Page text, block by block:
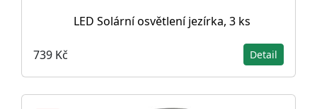
LED Solární osvětlení jezírka, 3 ks
739 Kč Detail